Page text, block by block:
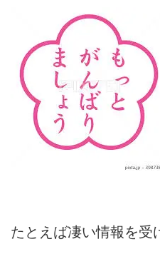
たとえば凄い情報を受